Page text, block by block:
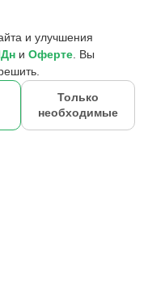
Оставить контакт ×
и улучшения
и Оферте . Вы
Только
необходимые